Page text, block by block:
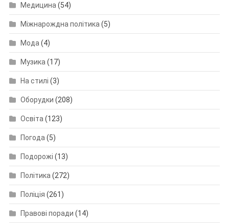
Медицина (54)
Міжнарождна політика (5)
Мода (4)
Музика (17)
На стилі (3)
Оборудки (208)
Освіта (123)
Погода (5)
Подорожі (13)
Політика (272)
Поліція (261)
Правові поради (14)